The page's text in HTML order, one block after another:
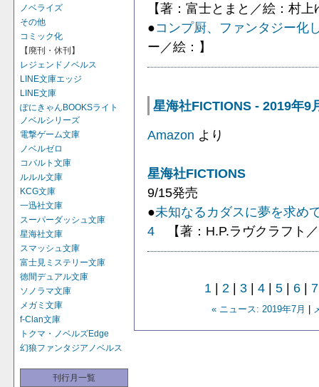
ノベライズ
その他
コミック化
【廃刊・休刊】
レジェンドノベルス
LINE文庫エッジ
LINE文庫
ぽにきゃんBOOKSライト
ノベルシリーズ
電撃ゲーム文庫
ノベルゼロ
コバルト文庫
ルルル文庫
KCG文庫
一迅社文庫
スーパーダッシュ文庫
星海社文庫
スマッシュ文庫
富士見ミステリー文庫
徳間デュアル文庫
ソノラマ文庫
メガミ文庫
f-Clan文庫
トクマ・ノベルズEdge
幻狼ファンタジアノベルス
刊行月一覧
【著：富士とまと／絵：村
●コンプ厨、ファンタジー化
ー／絵：】
星海社FICTIONS - 2019年9
Amazon より
星海社FICTIONS
9/15発売
●未知なるカダスに夢を求
4 【著：H.P.ラヴクラフト
1 | 2 | 3 | 4 | 5 | 6 | 7
« ニュース: 2019年7月 |